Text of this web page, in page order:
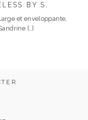
BY S.
et enveloppante,
[…]